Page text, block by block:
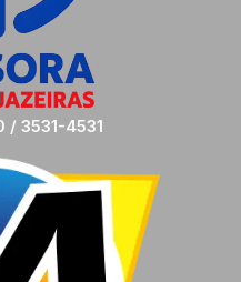
/ 3531-4531